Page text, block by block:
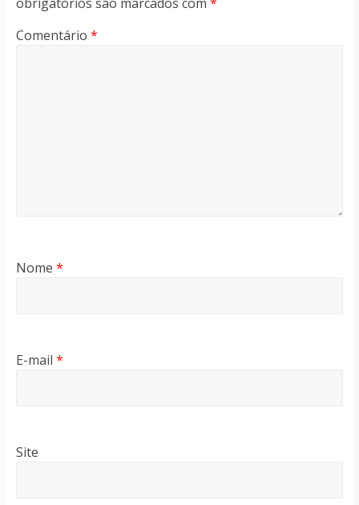
obrigatórios são marcados com *
Comentário *
Nome *
E-mail *
Site